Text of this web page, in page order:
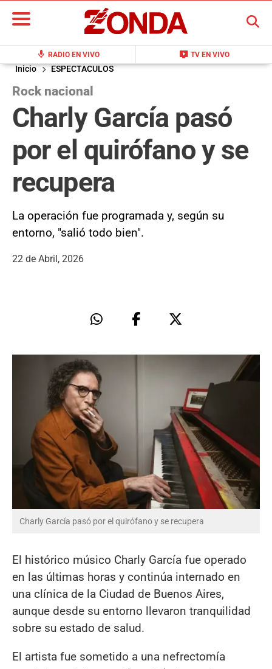
mic RADIO EN VIVO live_tv TV EN VIVO
BUSCAR
Inicio ESPECTACULOS
Rock nacional
Charly García pasó
por el quirófano y se
recupera
La operación fue programada y, según su
entorno, "salió todo bien".
22 de Abril, 2026
Charly García pasó por el quirófano y se recupera
El histórico músico Charly García fue operado
en las últimas horas y continúa internado en
una clínica de la Ciudad de Buenos Aires,
aunque desde su entorno llevaron tranquilidad
sobre su estado de salud.
El artista fue sometido a una nefrectomía